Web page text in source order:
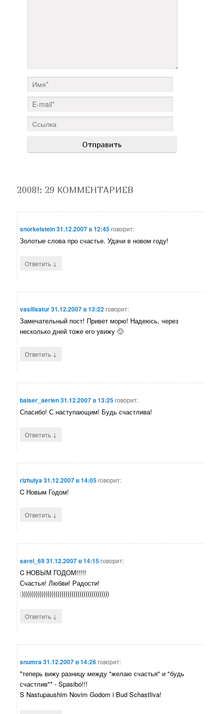
2008!: 29 КОММЕНТАРИЕВ
snorkelstein31.12.2007 в 12:45говорит:
Золотые слова про счастье. Удачи в новом году!
Ответить ↓
vasilisatur31.12.2007 в 13:22говорит:
Замечательный пост! Привет морю! Надеюсь, через
несколько дней тоже его увижу 🙂
Ответить ↓
baiser_aerien31.12.2007 в 13:25говорит:
Спасибо! С наступающим! Будь счастлива!
Ответить ↓
rizhulya31.12.2007 в 14:05говорит:
C Новым Годом!
Ответить ↓
sarel_6931.12.2007 в 14:15говорит:
C НОВЫМ ГОДОМ!!!!!
Счастья! Любви! Радости!
:))))))))))))))))))))))))))))))))))))))))))))
Ответить ↓
snumra31.12.2007 в 14:26говорит:
*теперь вижу разницу между "желаю счастья" и "будь
счастлив"* - Spasibo!!!
S Nastupaushim Novim Godom i Bud Schastliva!